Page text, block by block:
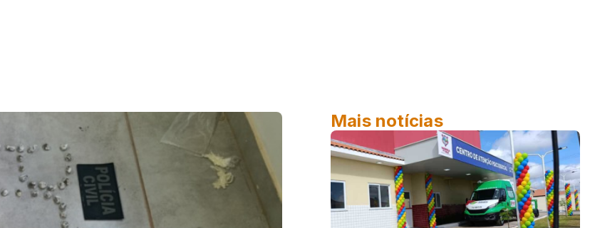
Mais notícias